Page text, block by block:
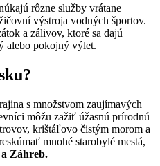
rôzne služby vrátane
výstroja vodných športov.
a zálivov, ktoré sa dajú
alebo pokojný výlet.
s množstvom zaujímavých
môžu zažiť úžasnú prírodnú
krištáľovo čistým morom a
mnohé starobylé mestá,
a Záhreb.